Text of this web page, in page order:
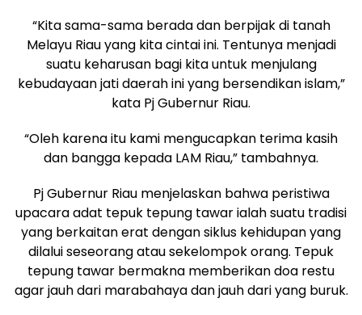
“Kita sama-sama berada dan berpijak di tanah
Melayu Riau yang kita cintai ini. Tentunya menjadi
suatu keharusan bagi kita untuk menjulang
kebudayaan jati daerah ini yang bersendikan islam,”
kata Pj Gubernur Riau.
“Oleh karena itu kami mengucapkan terima kasih
dan bangga kepada LAM Riau,” tambahnya.
Pj Gubernur Riau menjelaskan bahwa peristiwa
upacara adat tepuk tepung tawar ialah suatu tradisi
yang berkaitan erat dengan siklus kehidupan yang
dilalui seseorang atau sekelompok orang. Tepuk
tepung tawar bermakna memberikan doa restu
agar jauh dari marabahaya dan jauh dari yang buruk.